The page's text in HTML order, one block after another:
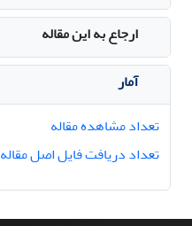
ارجاع به این مقاله
آمار
تعداد مشاهده مقاله
تعداد دریافت فایل اصل مقاله